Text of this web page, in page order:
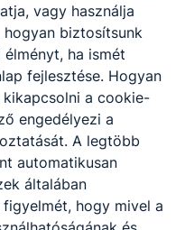
Lepp Krisztina és
kíséretében látogatást
Emlékhelyen a
köthetően.
vagy használja
biztosítsunk
ha ismét
fejlesztése. Hogyan
a cookie-
engedélyezi a
A legtöbb
automatikusan
általában
hogy mivel a